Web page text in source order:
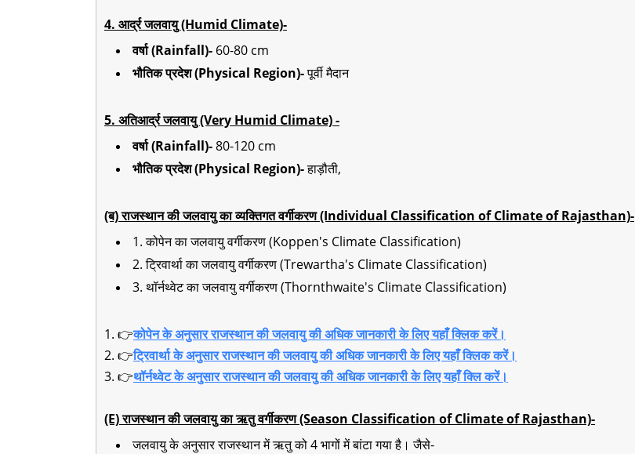
4. आर्द्र जलवायु (Humid Climate)-
वर्षा (Rainfall)- 60-80 cm
भौतिक प्रदेश (Physical Region)-पूर्वी मैदान
5. अतिआर्द्र जलवायु (Very Humid Climate) -
वर्षा (Rainfall)-80-120 cm
भौतिक प्रदेश (Physical Region)-हाड़ौती,
(ब) राजस्थान की जलवायु का व्यक्तिगत वर्गीकरण (Individual Classification of Climate of Rajasthan)-
1. कोपेन का जलवायु वर्गीकरण (Koppen's Climate Classification)
2. ट्रिवार्था का जलवायु वर्गीकरण (Trewartha's Climate Classification)
3. थॉर्नथ्वेट का जलवायु वर्गीकरण (Thornthwaite's Climate Classification)
1. 👉कोपेन के अनुसार राजस्थान की जलवायु की अधिक जानकारी के लिए यहाँ क्लिक करें।
2. 👉ट्रिवार्था के अनुसार राजस्थान की जलवायु की अधिक जानकारी के लिए यहाँ क्लिक करें।
3. 👉थॉर्नथ्वेट के अनुसार राजस्थान की जलवायु की अधिक जानकारी के लिए यहाँ क्लि करें।
(E) राजस्थान की जलवायु का ऋतु वर्गीकरण (Season Classification of Climate of Rajasthan)-
जलवायु के अनुसार राजस्थान में ऋतु को 4 भागों में बांटा गया है। जैसे-